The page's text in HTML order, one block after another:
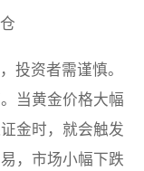
投资者需谨慎。
当黄金价格大幅
金时，就会触发
，市场小幅下跌